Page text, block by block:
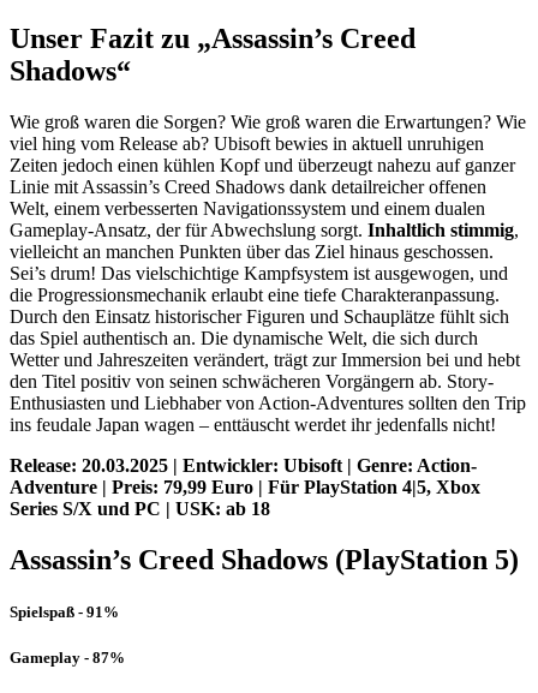
Unser Fazit zu „Assassin’s Creed
Shadows“
Wie groß waren die Sorgen? Wie groß waren die Erwartungen? Wie
viel hing vom Release ab? Ubisoft bewies in aktuell unruhigen
Zeiten jedoch einen kühlen Kopf und überzeugt nahezu auf ganzer
Linie mit Assassin’s Creed Shadows dank detailreicher offenen
Welt, einem verbesserten Navigationssystem und einem dualen
Gameplay-Ansatz, der für Abwechslung sorgt. Inhaltlich stimmig,
vielleicht an manchen Punkten über das Ziel hinaus geschossen.
Sei’s drum! Das vielschichtige Kampfsystem ist ausgewogen, und
die Progressionsmechanik erlaubt eine tiefe Charakteranpassung.
Durch den Einsatz historischer Figuren und Schauplätze fühlt sich
das Spiel authentisch an. Die dynamische Welt, die sich durch
Wetter und Jahreszeiten verändert, trägt zur Immersion bei und hebt
den Titel positiv von seinen schwächeren Vorgängern ab. Story-
Enthusiasten und Liebhaber von Action-Adventures sollten den Trip
ins feudale Japan wagen – enttäuscht werdet ihr jedenfalls nicht!
Release: 20.03.2025 | Entwickler: Ubisoft | Genre: Action-
Adventure | Preis: 79,99 Euro | Für PlayStation 4|5, Xbox
Series S/X und PC | USK: ab 18
Assassin’s Creed Shadows (PlayStation 5)
Spielspaß - 91%
Gameplay - 87%